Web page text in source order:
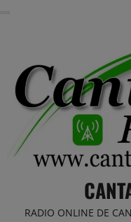
RADIO ONLINE DE